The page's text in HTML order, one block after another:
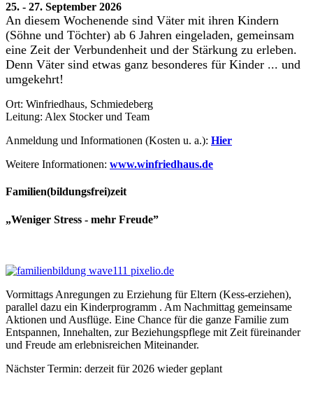
25. - 27. September 2026
An diesem Wochenende sind Väter mit ihren Kindern
(Söhne und Töchter) ab 6 Jahren eingeladen, gemeinsam
eine Zeit der Verbundenheit und der Stärkung zu erleben.
Denn Väter sind etwas ganz besonderes für Kinder ... und
umgekehrt!
Ort: Winfriedhaus, Schmiedeberg
Leitung: Alex Stocker und Team
Anmeldung und Informationen (Kosten u. a.): Hier
Weitere Informationen: www.winfriedhaus.de
Familien(bildungsfrei)zeit
„Weniger Stress - mehr Freude”
Vormittags Anregungen zu Erziehung für Eltern (Kess-erziehen),
parallel dazu ein Kinderprogramm . Am Nachmittag gemeinsame
Aktionen und Ausflüge. Eine Chance für die ganze Familie zum
Entspannen, Innehalten, zur Beziehungspflege mit Zeit füreinander
und Freude am erlebnisreichen Miteinander.
Nächster Termin: derzeit für 2026 wieder geplant